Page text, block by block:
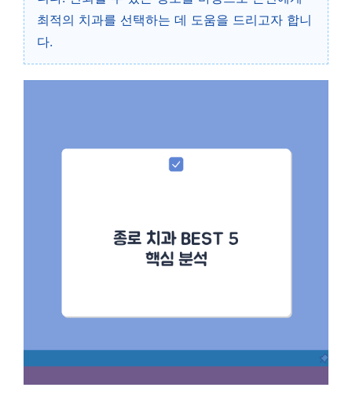
최적의 치과를 선택하는 데 도움을 드리고자 합니
다.